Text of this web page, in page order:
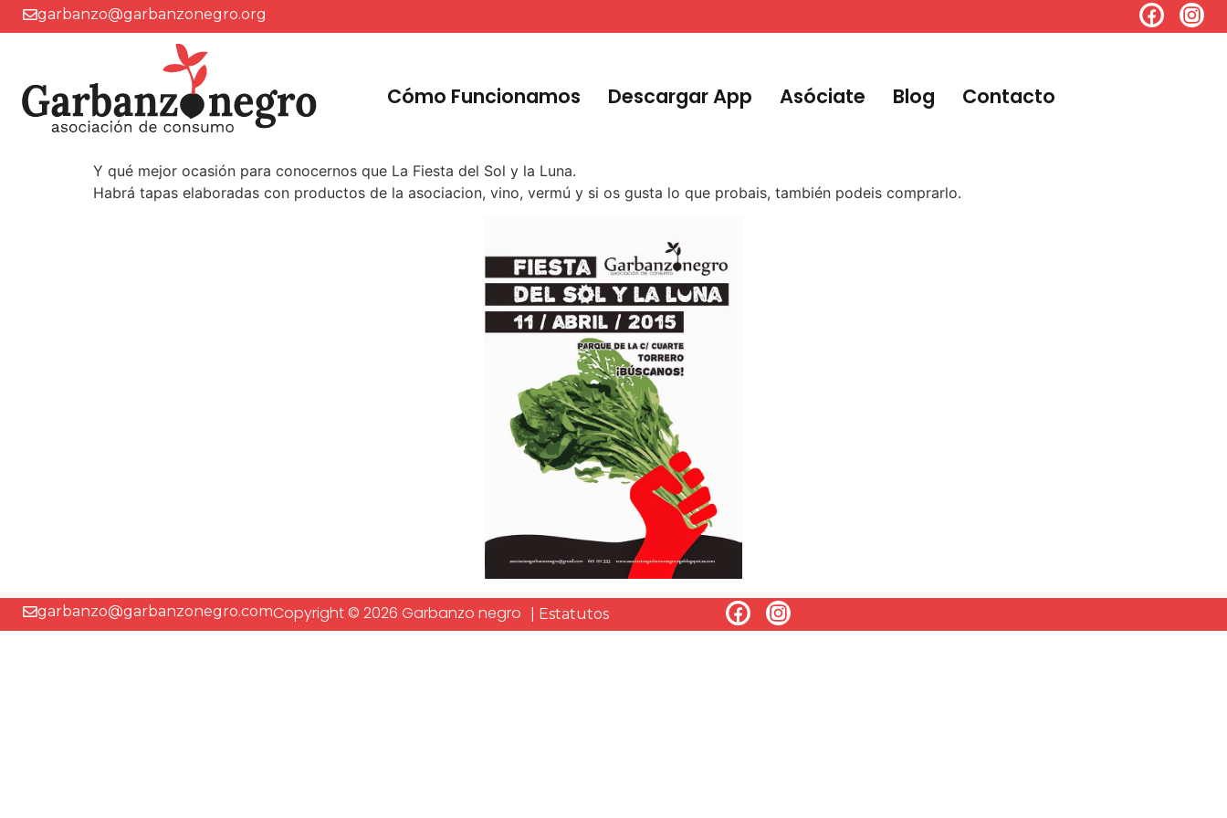
garbanzo@garbanzonegro.org
Cómo Funcionamos Descargar App Asóciate Blog Contacto
Y qué mejor ocasión para conocernos que La Fiesta del Sol y la Luna.
Habrá tapas elaboradas con productos de la asociacion, vino, vermú y si os gusta lo que probais, también podeis comprarlo.
garbanzo@garbanzonegro.comCopyright © 2026 Garbanzo negro | Estatutos